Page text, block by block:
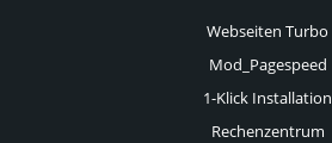
Webseiten Turbo
Mod_Pagespeed
1-Klick Installation
Rechenzentrum